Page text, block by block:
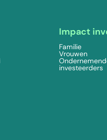
Impact
Familie
Vrouwen
investeerders